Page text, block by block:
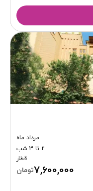
مرداد ماه
2 تا 3 شب
قطار
7,600,000تومان